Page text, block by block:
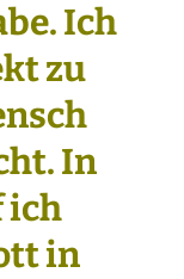
Ich
zu
In
ich
in